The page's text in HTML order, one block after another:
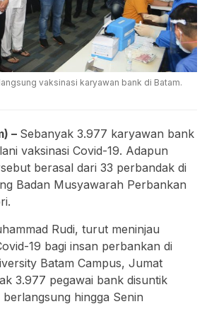
vaksinasi karyawan bank di Batam.
– Sebanyak 3.977 karyawan bank
vaksinasi Covid-19. Adapun
berasal dari 33 perbandak di
Badan Musyawarah Perbankan
Rudi, turut meninjau
19 bagi insan perbankan di
Batam Campus, Jumat
3.977 pegawai bank disuntik
hingga Senin